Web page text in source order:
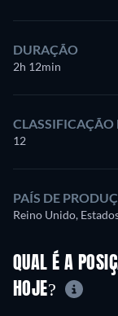
DURAÇÃO
2h 12min
CLASSIFICAÇÃO
12
PAÍS DE
Reino Unido,
QUAL É A
HOJE?